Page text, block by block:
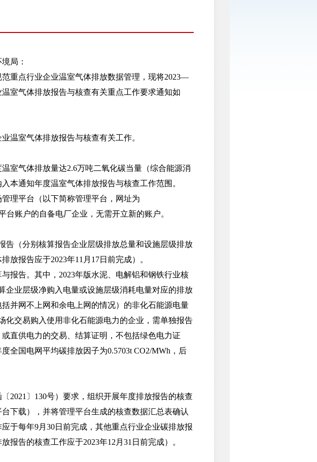
局：
重点行业企业温室气体排放数据管理，现将2023—
室气体排放报告与核查有关重点工作要求通知如
室气体排放报告与核查有关工作。
气体排放量达2.6万吨二氧化碳当量（综合能源消
本通知年度温室气体排放报告与核查工作范围。
理平台（以下简称管理平台，网址为
台账户的自备电厂企业，无需开立新的账户。
（分别核算报告企业层级排放总量和设施层级排放
放报告应于2023年11月17日前完成）。
告。其中，2023年版水泥、电解铝和钢铁行业核
业层级净购入电量或设施层级消耗电量对应的排放
并网不上网和余电上网的情况）的非化石能源电量
化交易购入使用非化石能源电力的企业，需单独报告
直供电力的交易、结算证明，不包括绿色电力证
全国电网平均碳排放因子为0.5703t CO2/MWh，后
〕130号）要求，组织开展年度排放报告的核查
下载），并将管理平台生成的核查数据汇总表确认
于每年9月30日前完成，其他重点行业企业碳排放报
报告的核查工作应于2023年12月31日前完成）。